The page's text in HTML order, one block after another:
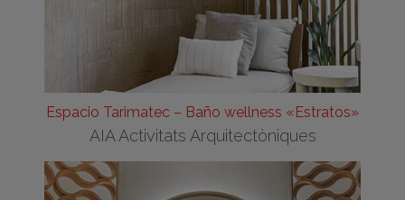
Espacio Tarimatec – Baño wellness «Estratos»
AIA Activitats Arquitectòniques